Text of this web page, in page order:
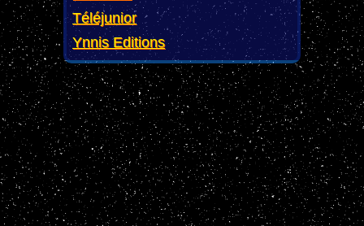
Téléjunior
Ynnis Editions